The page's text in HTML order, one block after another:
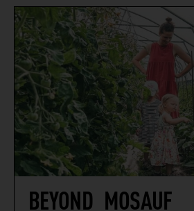
BEYOND_MOSAUF